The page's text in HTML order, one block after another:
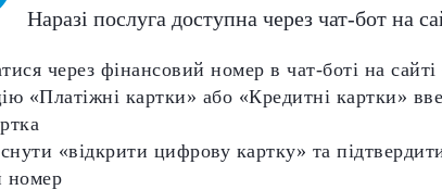
Наразі послуга доступна через чат-бот на
через фінансовий номер в чат-боті на
«Платіжні картки» або «Кредитні картки»
«відкрити цифрову картку» та
номер